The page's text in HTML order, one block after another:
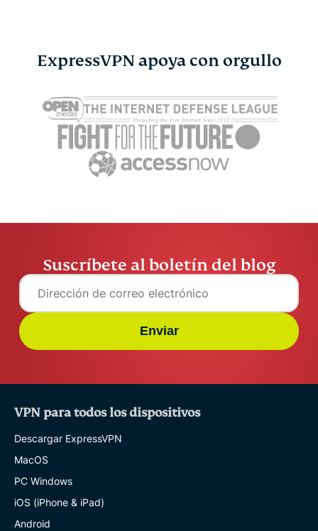
que les ocurre a tus
datos al usarlo
ExpressVPN 11 min
lo que hay
ellas
ExpressVPN apoya con orgullo
Suscríbete al boletín del blog
Enviar
VPN para todos los dispositivos
Descargar ExpressVPN
MacOS
PC Windows
iOS (iPhone & iPad)
Android